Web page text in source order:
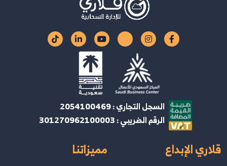
السجل التجاري : 2054100469
الرقم الضريبي : 301270962100003
قلاري الإبداع مميزاتنا